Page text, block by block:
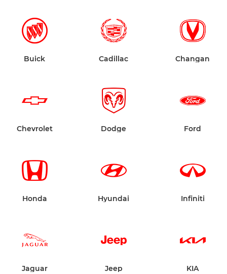
Buick Cadillac Changan
Chevrolet Dodge Ford
Honda Hyundai Infiniti
Jaguar Jeep KIA